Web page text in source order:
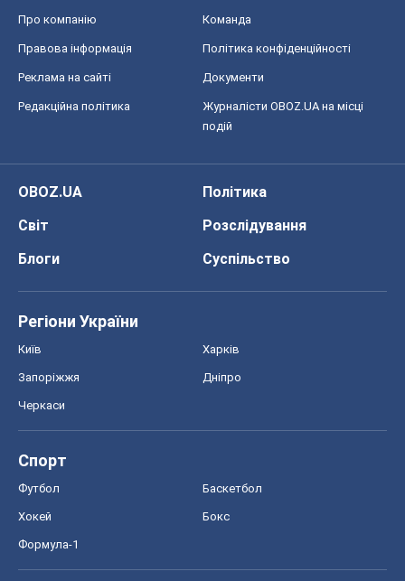
Про компанію Команда
Правова інформація Політика конфіденційності
Реклама на сайті Документи
Редакційна політика
Журналісти OBOZ.UA на місці
подій
OBOZ.UA
Політика
Світ
Розслідування
Блоги
Суспільство
Регіони України
Київ Харків
Запоріжжя Дніпро
Черкаси
Спорт
Футбол Баскетбол
Хокей Бокс
Формула-1